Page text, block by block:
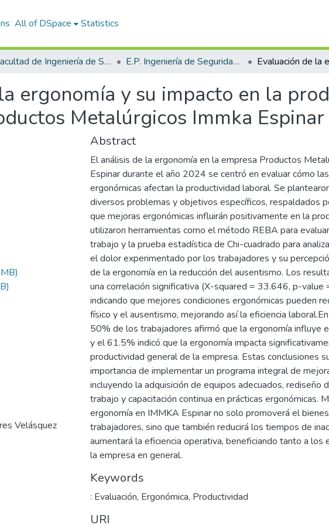
All of DSpace Statistics
Facultad de Ingeniería de Sistemas E.P. Ingeniería de Seguridad y Gestión Minera
ergonomía y su impacto en la
Metalúrgicos Immka
Velásquez
Abstract
El análisis de la ergonomía en la empresa Productos
Espinar durante el año 2024 se centró en evaluar cómo
ergonómicas afectan la productividad laboral. Se
diversos problemas y objetivos específicos, respaldados
que mejoras ergonómicas influirán positivamente en la
utilizaron herramientas como el método REBA para
trabajo y la prueba estadística de Chi-cuadrado para
el dolor experimentado por los trabajadores y su
de la ergonomía en la reducción del ausentismo. Los
una correlación significativa (X-squared = 33.646, p-
indicando que mejores condiciones ergonómicas pueden
físico y el ausentismo, mejorando así la eficiencia
50% de los trabajadores afirmó que la ergonomía influye
y el 61.5% indicó que la ergonomía impacta
productividad general de la empresa. Estas conclusiones
importancia de implementar un programa integral de
incluyendo la adquisición de equipos adecuados, rediseño
trabajo y capacitación continua en prácticas ergonómicas.
ergonomía en IMMKA Espinar no solo promoverá el
trabajadores, sino que también reducirá los tiempos de
aumentará la eficiencia operativa, beneficiando tanto a los
la empresa en general.
Keywords
: Evaluación, Ergonómica, Productividad
URI